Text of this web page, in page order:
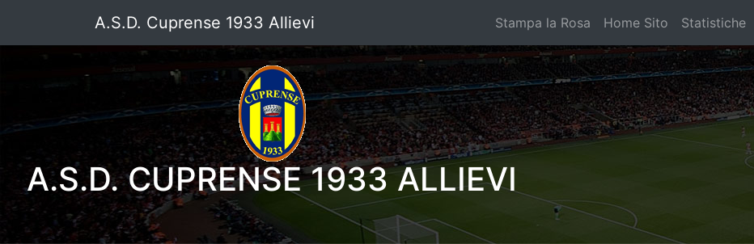
A.S.D. Cuprense 1933 Allievi Stampa la Rosa Home Sito Statistiche
A.S.D. CUPRENSE 1933 ALLIEVI